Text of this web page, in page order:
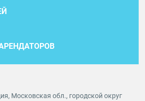
Московская обл., городской округ